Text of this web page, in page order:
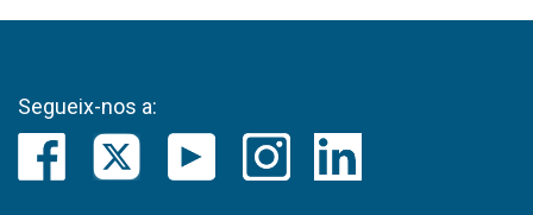
Segueix-nos a: